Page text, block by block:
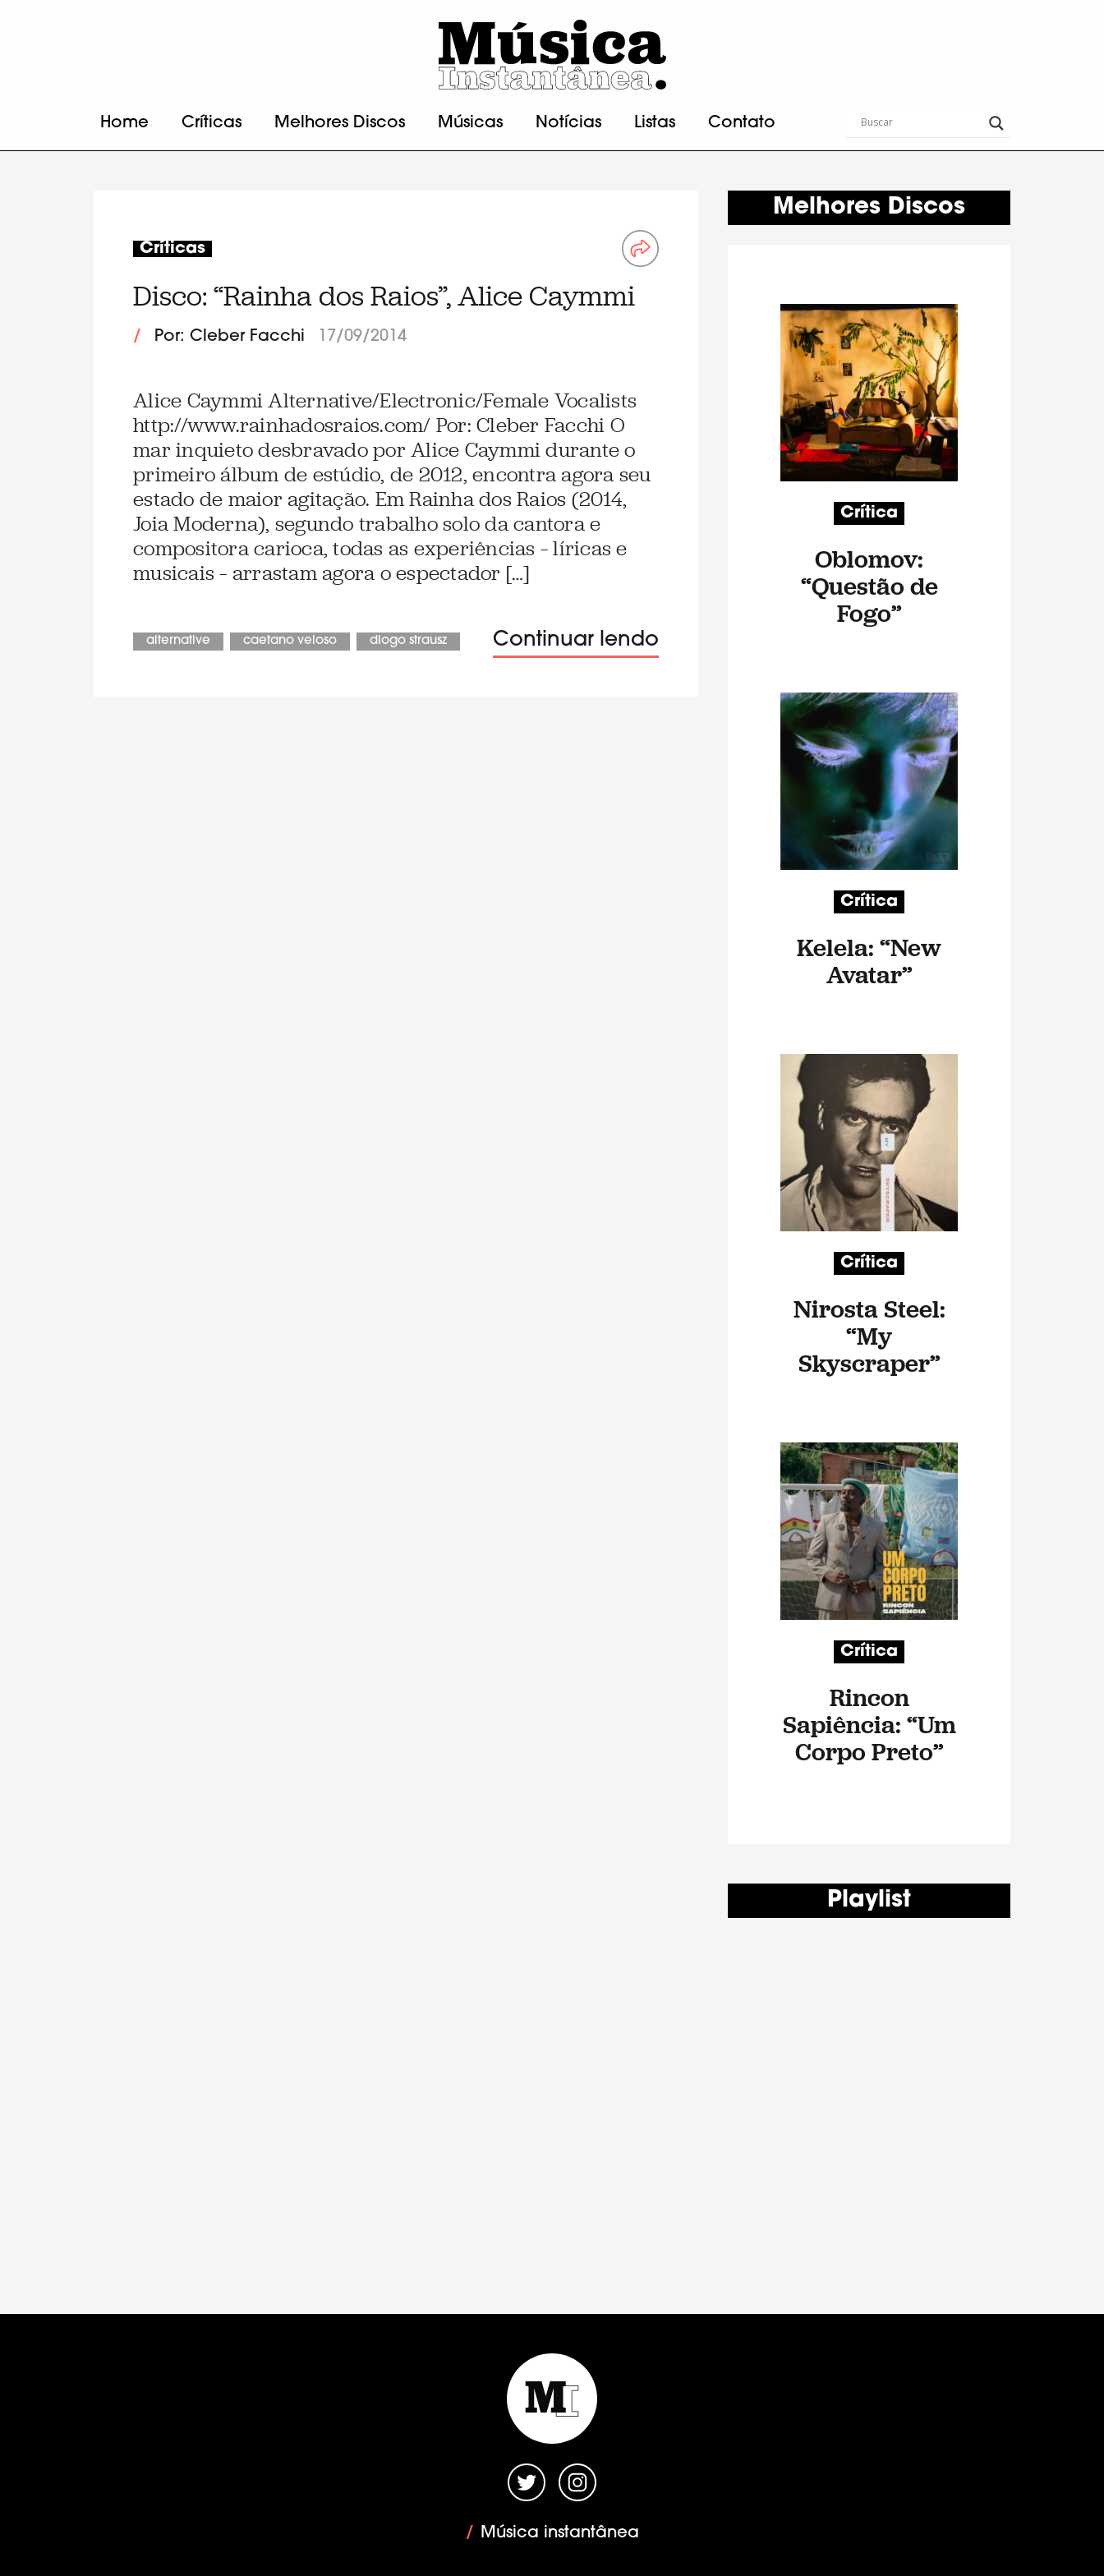
Home Críticas Melhores Discos Músicas Notícias Listas Contato
Críticas
Disco: “Rainha dos Raios”, Alice Caymmi
/ Por: Cleber Facchi 17/09/2014
Alice Caymmi Alternative/Electronic/Female Vocalists
http://www.rainhadosraios.com/ Por: Cleber Facchi O
mar inquieto desbravado por Alice Caymmi durante o
primeiro álbum de estúdio, de 2012, encontra agora seu
estado de maior agitação. Em Rainha dos Raios (2014,
Joia Moderna), segundo trabalho solo da cantora e
compositora carioca, todas as experiências – líricas e
musicais – arrastam agora o espectador […]
alternative caetano veloso diogo strausz Continuar lendo
Melhores Discos
Crítica
Oblomov:
“Questão de
Fogo”
Crítica
Kelela: “New
Avatar”
Crítica
Nirosta Steel:
“My
Skyscraper”
Crítica
Rincon
Sapiência: “Um
Corpo Preto”
Playlist
/ Música instantânea